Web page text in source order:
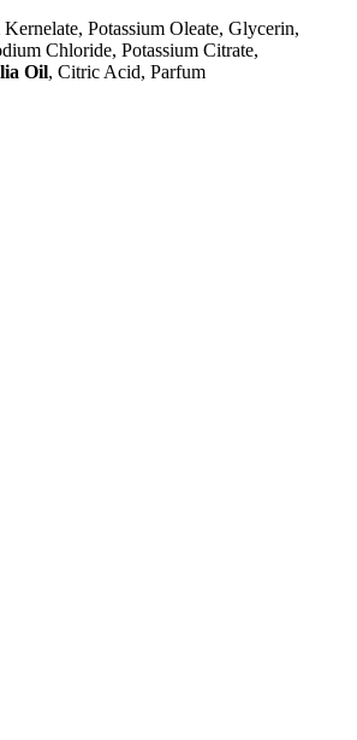
Potassium Oleate, Glycerin,
Chloride, Potassium Citrate,
Oil, Citric Acid, Parfum